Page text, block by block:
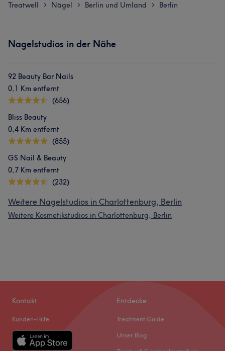
Treatwell > Nägel > Berlin und Umland > Berlin
Nagelstudios in der Nähe
92 Beauty Bar Nails
0,1 Km entfernt
(656)
Bliss Beauty
0,4 Km entfernt
(855)
GS Nail & Beauty
0,7 Km entfernt
(232)
Weitere Nagelstudios in Charlottenburg, Berlin
Weitere Kosmetikstudios in Charlottenburg, Berlin
Kontakt
Kunden-Hilfe
Entdecke
Treatment Guide
Unser Blog